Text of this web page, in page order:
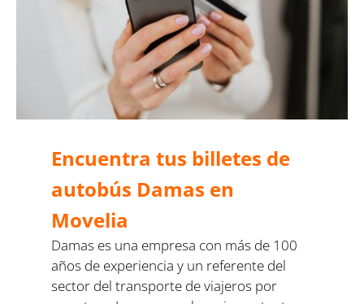
Encuentra tus billetes de
autobús Damas en
Movelia
Damas es una empresa con más de 100
años de experiencia y un referente del
sector del transporte de viajeros por